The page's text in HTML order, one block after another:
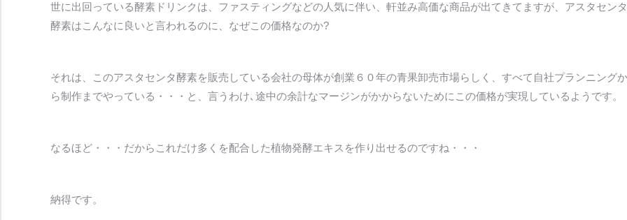
世に出回っている酵素ドリンクは、ファスティングなどの人気に伴い、軒並み高価な商品が出てきてますが、アスタセンタ
酵素はこんなに良いと言われるのに、なぜこの価格なのか?
それは、このアスタセンタ酵素を販売している会社の母体が創業６０年の青果卸売市場らしく、すべて自社プランニングか
ら制作までやっている・・・と、言うわけ､途中の余計なマージンがかからないためにこの価格が実現しているようです。
なるほど・・・だからこれだけ多くを配合した植物発酵エキスを作り出せるのですね・・・
納得です。